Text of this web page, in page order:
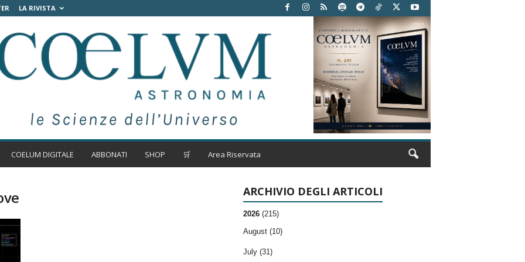
LA RIVISTA
COELUM DIGITALE ABBONATI SHOP 🛒 Area Riservata
ARCHIVIO DEGLI ARTICOLI
2026 (215)
August (10)
July (31)